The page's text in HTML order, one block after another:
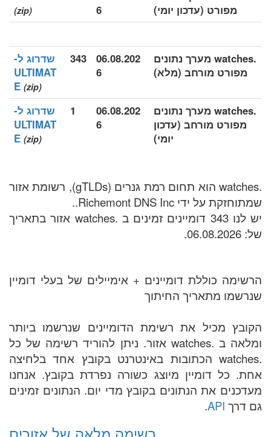
מפורט (עדכון יומי)
6
(zip)
.watches מערך נתונים
מפורט מורחב (מלא)
06.08.202
6
343
שדרוג ל-
ULTIMAT
E (zip)
.watches מערך נתונים
מפורט מורחב (עדכון
יומי)
06.08.202
6
1
שדרוג ל-
ULTIMAT
E (zip)
.watches הוא תחום רמת גנרים (gTLDs), רשומת אזור
שמתוחזקת על ידי Richemont DNS Inc..
יש לנו 343 דומיינים זמינים ב .watches אזור בתאריך
של: 06.08.2026.
הרשימה כוללת דומיינים + אימיילים של בעלי דומיין
שנרשמו מתאריך החיתוך
הקובץ מכיל את רשימת הדומיינים שנרשמו ביותר
ומלאה ב .watches אזור. ניתן להוריד רשימה של כל
.watches הכתובות באינטרנט בקובץ אחד בלחיצה
אחת. כל דומיין מיוצג כשורה נפרדת בקובץ. אנחנו
מעדכנים את הנתונים בקובץ מדי יום. הנתונים זמינים
גם דרך API
.